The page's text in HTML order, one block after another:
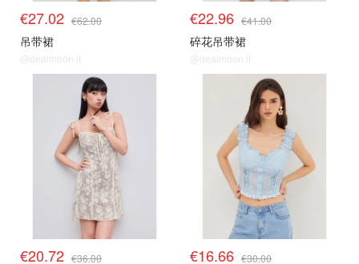
€27.02 €62.00
吊带裙
@dealmoon.it
€22.96 €41.00
碎花吊带裙
@dealmoon.it
€20.72 €36.00 €16.66 €30.00